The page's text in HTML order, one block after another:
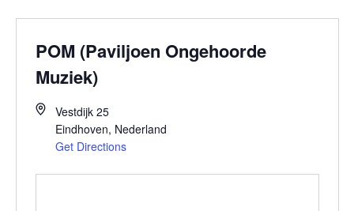
POM (Paviljoen Ongehoorde
Muziek)
Vestdijk 25
Eindhoven, Nederland
Get Directions